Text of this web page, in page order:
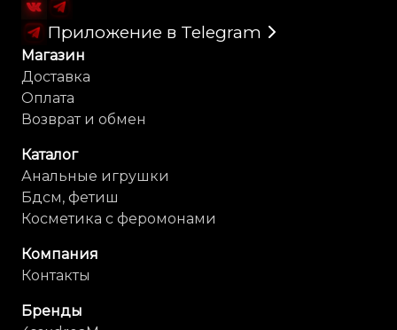
Приложение в Telegram
Магазин
Доставка
Оплата
Возврат и обмен
Каталог
Анальные игрушки
Бдсм, фетиш
Косметика с феромонами
Компания
Контакты
Бренды